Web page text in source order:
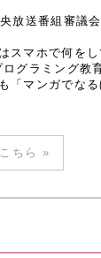
放送番組審議
スマホで何を
グラミング教
「マンガでな
ちら »